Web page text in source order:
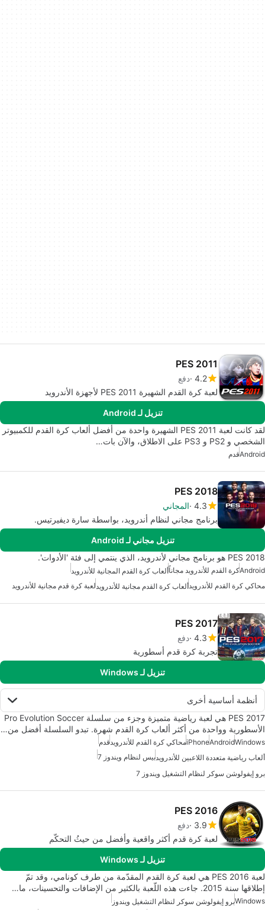
PES 2011
4.2 دفع
لعبة كرة القدم الشهيرة PES 2011 لأجهزة الأندرويد
تنزيل لـ Android
لقد كانت لعبة PES 2011 الشهيرة واحدة من أفضل ألعاب كرة القدم للكمبيوتر
الشخصي و PS2 و PS3 على الاطلاق، والآن بات…
Androidقدم
PES 2018
4.3 المجاني
برنامج مجاني لنظام أندرويد، بواسطة سارة ديفيرتيس.
تنزيل مجاني لـ Android
PES 2018 هو برنامج مجاني لأندرويد، الذي ينتمي إلى فئة 'الأدوات'.
Androidكرة القدم للأندرويد مجاناًألعاب كرة القدم المجانية للأندرويد
محاكي كرة القدم للأندرويدألعاب كرة القدم مجانية للأندرويدلعبة كرة قدم مجانية للأندرويد
PES 2017
4.3 دفع
تجربة كرة قدم أسطورية
تنزيل لـ Windows
أنظمة أساسية أخرى
PES 2017 هي لعبة رياضية متميزة وجزء من سلسلة Pro Evolution Soccer
الأسطورية وواحدة من أكثر ألعاب كرة القدم شهرة. تبدو السلسلة أفضل من…
Windows
Android
iPhoneمحاكي كرة القدم للأندرويدقدم
ألعاب رياضية متعددة اللاعبين للأندرويدبيس لنظام ويندوز 7
برو إيفولوشن سوكر لنظام التشغيل ويندوز 7
PES 2016
3.9 دفع
لعبة كرة قدم أكثر واقعية وأفضل من حيثُ التحكّم
تنزيل لـ Windows
لعبة PES 2016 هي لعبة كرة القدم المقدّمة من طرف كونامي، وقد تمّ
إطلاقها سنة 2015. جاءت هذه اللّعبة بالكثير من الإضافات والتحسينات، ما…
Windowsبرو إيفولوشن سوكر لنظام التشغيل ويندوز